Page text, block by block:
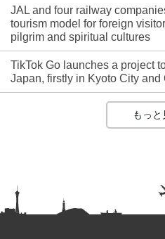
JAL and four railway
tourism model for foreign
pilgrim and spiritual cultures
TikTok Go launches a project
Japan, firstly in Kyoto City and
もっと